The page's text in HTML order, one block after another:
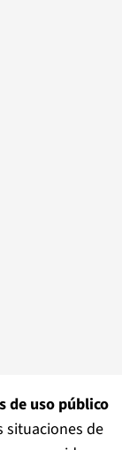
de uso público
situaciones de